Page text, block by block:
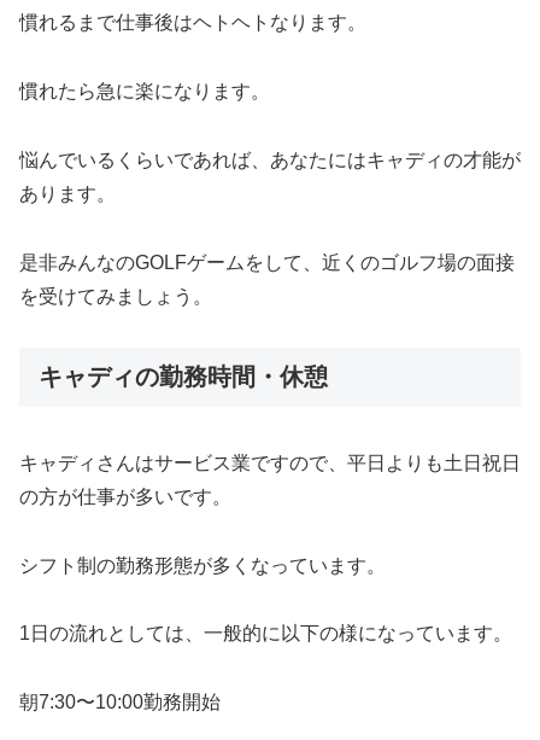
慣れるまで仕事後はヘトヘトなります。
慣れたら急に楽になります。
悩んでいるくらいであれば、 あなたにはキャディの才能が
あります。
是非みんなのGOLFゲームをして、 近くのゴルフ場の面接
を受けてみましょう。
キャディの勤務時間・休憩
キャディさんはサービス業ですので、 平日よりも土日祝日
の方が仕事が多いです。
シフト制の勤務形態が多くなっています。
1日の流れとしては、一般的に以下の様になっています。
朝7:30〜10:00勤務開始